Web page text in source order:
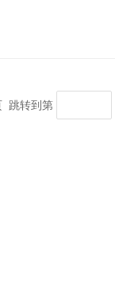
、化工等行业。
跳转到第